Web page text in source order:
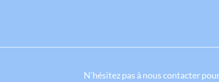
N’hésitez pas à nous contacter